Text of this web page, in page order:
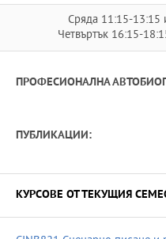
Сряда 11:15-13:15
Четвъртък 16:15-
ПРОФЕСИОНАЛНА
ПУБЛИКАЦИИ:
КУРСОВЕ ОТ ТЕКУЩИЯ